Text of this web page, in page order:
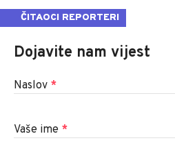
ČITAOCI REPORTERI
Dojavite nam vijest
Naslov *
Vaše ime *